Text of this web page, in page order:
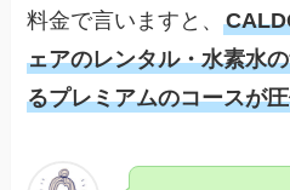
料金で言いますと、
ェアのレンタル・水素水
るプレミアムのコースが